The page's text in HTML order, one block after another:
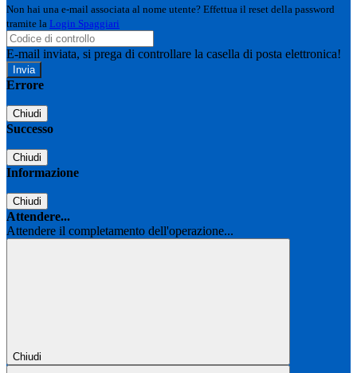
Non hai una e-mail associata al nome utente? Effettua il reset della password
tramite la Login Spaggiari
E-mail inviata, si prega di controllare la casella di posta elettronica!
Errore
Chiudi
Successo
Chiudi
Informazione
Chiudi
Attendere...
Attendere il completamento dell'operazione...
Chiudi